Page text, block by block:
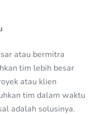
atau bermitra
tim lebih besar
atau klien
tim dalam waktu
adalah solusinya.